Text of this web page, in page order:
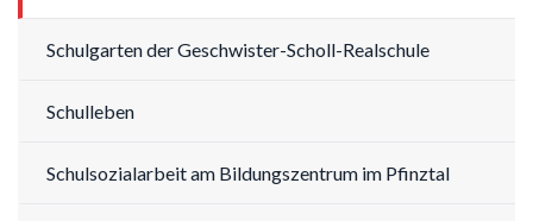
Schulgarten der Geschwister-Scholl-Realschule
Schulleben
Schulsozialarbeit am Bildungszentrum im Pfinztal